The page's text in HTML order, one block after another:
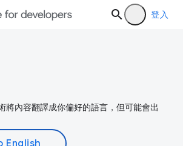
登入
將內容翻譯成你偏好的語言，但可能會出